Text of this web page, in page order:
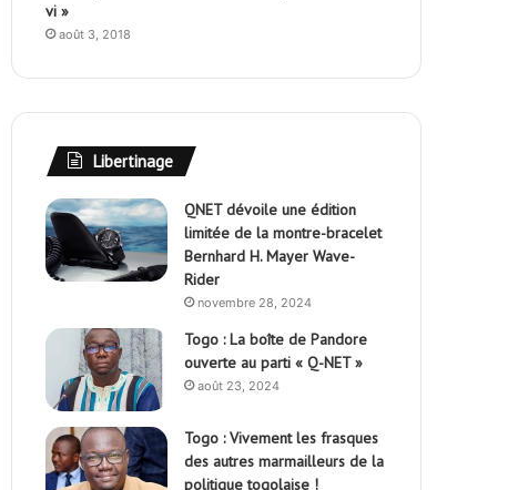
vi »
août 3, 2018
Libertinage
QNET dévoile une édition
limitée de la montre-bracelet
Bernhard H. Mayer Wave-
Rider
novembre 28, 2024
Togo : La boîte de Pandore
ouverte au parti « Q-NET »
août 23, 2024
Togo : Vivement les frasques
des autres marmailleurs de la
politique togolaise !